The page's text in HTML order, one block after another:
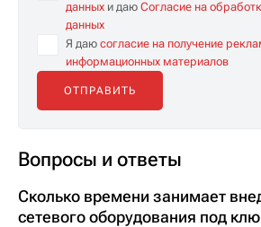
данных и даю Согласие на
данных
Я даю согласие на получение
информационных материалов
Вопросы и ответы
Сколько времени занимает
сетевого оборудования под